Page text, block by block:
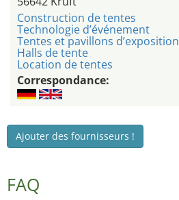
Construction de tentes
Technologie d’événement
Tentes et pavillons d’exposition
Halls de tente
Location de tentes
Correspondance:
Ajouter des fournisseurs !
FAQ